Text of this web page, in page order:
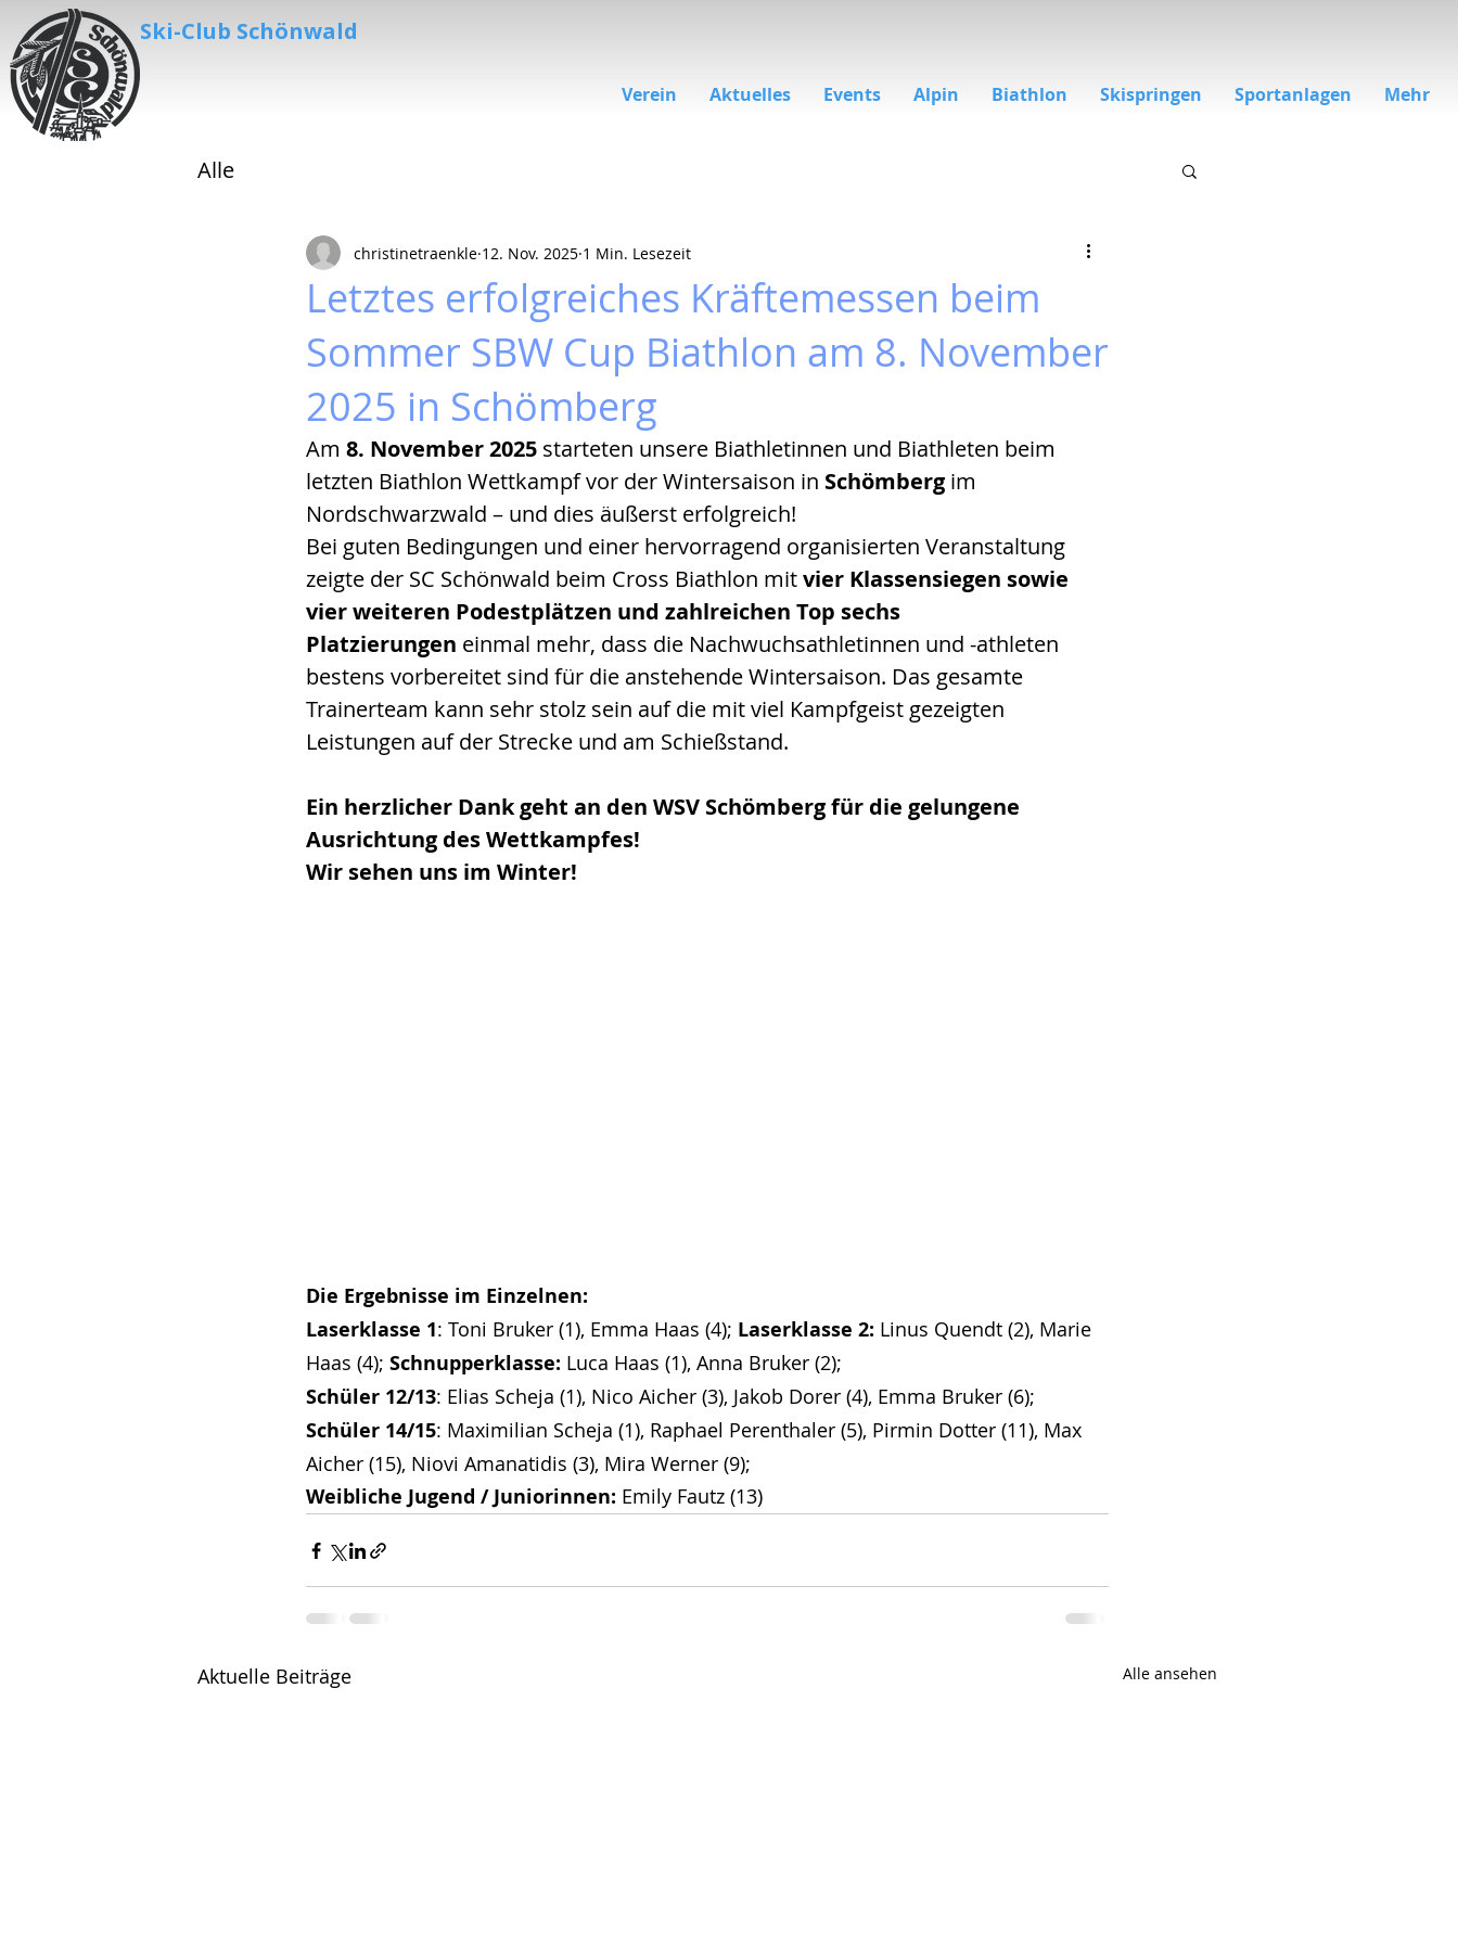
Ski-Club Schönwald
Verein Aktuelles Events Alpin Biathlon Skispringen Sportanlagen Mehr
Alle
Letztes erfolgreiches Kräftemessen beim
Sommer SBW Cup Biathlon am 8. November
2025 in Schömberg
christinetraenkle 12. Nov. 2025 1 Min. Lesezeit
Am 8. November 2025 starteten unsere Biathletinnen und Biathleten beim
letzten Biathlon Wettkampf vor der Wintersaison in Schömberg im
Nordschwarzwald – und dies äußerst erfolgreich!
Bei guten Bedingungen und einer hervorragend organisierten Veranstaltung
zeigte der SC Schönwald beim Cross Biathlon mit vier Klassensiegen sowie
vier weiteren Podestplätzen und zahlreichen Top sechs
Platzierungen einmal mehr, dass die Nachwuchsathletinnen und -athleten
bestens vorbereitet sind für die anstehende Wintersaison. Das gesamte
Trainerteam kann sehr stolz sein auf die mit viel Kampfgeist gezeigten
Leistungen auf der Strecke und am Schießstand.
Ein herzlicher Dank geht an den WSV Schömberg für die gelungene
Ausrichtung des Wettkampfes!
Wir sehen uns im Winter!
Die Ergebnisse im Einzelnen:
Laserklasse 1: Toni Bruker (1), Emma Haas (4); Laserklasse 2: Linus Quendt (2), Marie
Haas (4); Schnupperklasse: Luca Haas (1), Anna Bruker (2);
Schüler 12/13: Elias Scheja (1), Nico Aicher (3), Jakob Dorer (4), Emma Bruker (6);
Schüler 14/15: Maximilian Scheja (1), Raphael Perenthaler (5), Pirmin Dotter (11), Max
Aicher (15), Niovi Amanatidis (3), Mira Werner (9);
Weibliche Jugend / Juniorinnen: Emily Fautz (13)
Aktuelle Beiträge Alle ansehen